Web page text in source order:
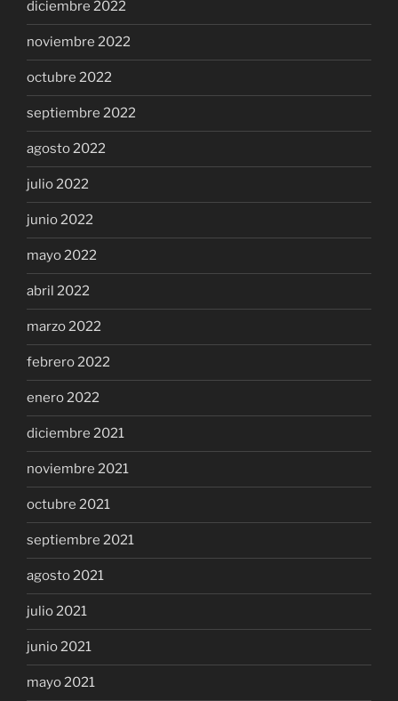
diciembre 2022
noviembre 2022
octubre 2022
septiembre 2022
agosto 2022
julio 2022
junio 2022
mayo 2022
abril 2022
marzo 2022
febrero 2022
enero 2022
diciembre 2021
noviembre 2021
octubre 2021
septiembre 2021
agosto 2021
julio 2021
junio 2021
mayo 2021